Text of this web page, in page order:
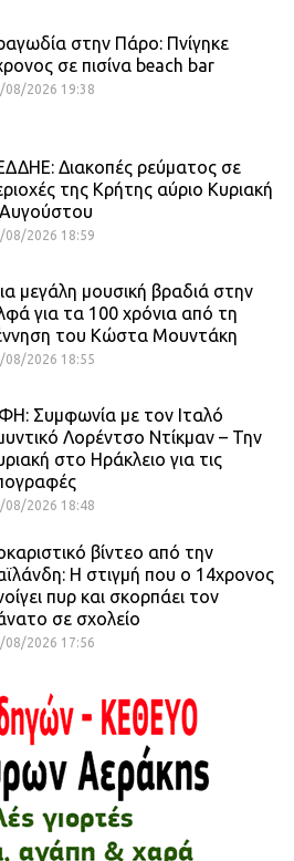
στην Πάρο: Πνίγηκε
σε πισίνα beach bar
08/2026 19:38
Διακοπές ρεύματος σε
της Κρήτης αύριο Κυριακή
08/2026 18:59
μεγάλη μουσική βραδιά στην
για τα 100 χρόνια από τη
του Κώστα Μουντάκη
08/2026 18:55
Συμφωνία με τον Ιταλό
Λορέντσο Ντίκμαν – Την
στο Ηράκλειο για τις
08/2026 18:48
βίντεο από την
Η στιγμή που ο 14χρονος
πυρ και σκορπάει τον
σε σχολείο
08/2026 17:56